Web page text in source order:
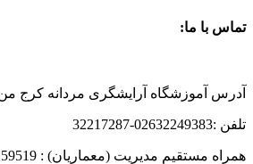
تماس با ما:
آدرس آموزشگاه آرایشگری مردانه کرج من
تلفن :02632249383-32217287
همراه مستقیم مدیریت (معماریان) : 09123259519